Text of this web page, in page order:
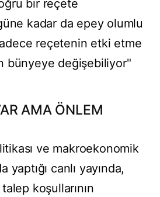
bir reçete
kadar da epey olumlu
reçetenin etki etme
bünyeye değişebiliyor"
AMA ÖNLEM
ve makroekonomik
yaptığı canlı yayında,
koşullarının